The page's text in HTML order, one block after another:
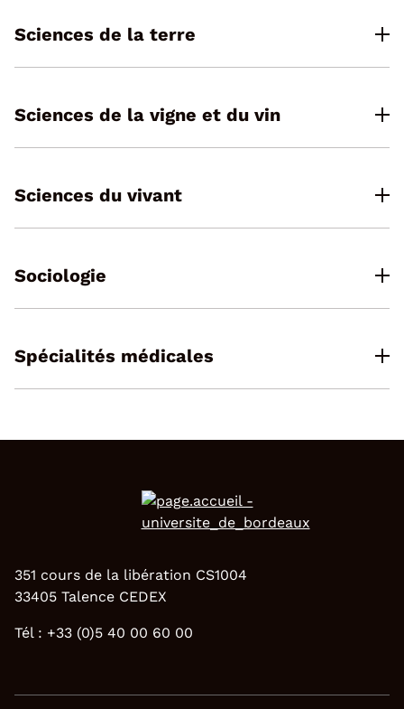
Sciences de la terre
Sciences de la vigne et du vin
Sciences du vivant
Sociologie
Spécialités médicales
351 cours de la libération CS1004
33405 Talence CEDEX
Tél : +33 (0)5 40 00 60 00